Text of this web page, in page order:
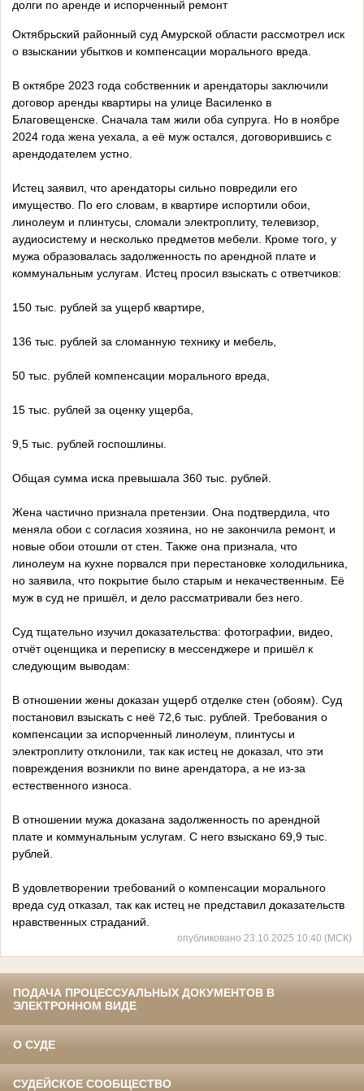
долги по аренде и испорченный ремонт
Октябрьский районный суд Амурской области рассмотрел иск
о взыскании убытков и компенсации морального вреда.
В октябре 2023 года собственник и арендаторы заключили
договор аренды квартиры на улице Василенко в
Благовещенске. Сначала там жили оба супруга. Но в ноябре
2024 года жена уехала, а её муж остался, договорившись с
арендодателем устно.
Истец заявил, что арендаторы сильно повредили его
имущество. По его словам, в квартире испортили обои,
линолеум и плинтусы, сломали электроплиту, телевизор,
аудиосистему и несколько предметов мебели. Кроме того, у
мужа образовалась задолженность по арендной плате и
коммунальным услугам. Истец просил взыскать с ответчиков:
150 тыс. рублей за ущерб квартире,
136 тыс. рублей за сломанную технику и мебель,
50 тыс. рублей компенсации морального вреда,
15 тыс. рублей за оценку ущерба,
9,5 тыс. рублей госпошлины.
Общая сумма иска превышала 360 тыс. рублей.
Жена частично признала претензии. Она подтвердила, что
меняла обои с согласия хозяина, но не закончила ремонт, и
новые обои отошли от стен. Также она признала, что
линолеум на кухне порвался при перестановке холодильника,
но заявила, что покрытие было старым и некачественным. Её
муж в суд не пришёл, и дело рассматривали без него.
Суд тщательно изучил доказательства: фотографии, видео,
отчёт оценщика и переписку в мессенджере и пришёл к
следующим выводам:
В отношении жены доказан ущерб отделке стен (обоям). Суд
постановил взыскать с неё 72,6 тыс. рублей. Требования о
компенсации за испорченный линолеум, плинтусы и
электроплиту отклонили, так как истец не доказал, что эти
повреждения возникли по вине арендатора, а не из-за
естественного износа.
В отношении мужа доказана задолженность по арендной
плате и коммунальным услугам. С него взыскано 69,9 тыс.
рублей.
В удовлетворении требований о компенсации морального
вреда суд отказал, так как истец не представил доказательств
нравственных страданий.
опубликовано 23.10.2025 10:40 (МСК)
ПОДАЧА ПРОЦЕССУАЛЬНЫХ ДОКУМЕНТОВ В
ЭЛЕКТРОННОМ ВИДЕ
О СУДЕ
СУДЕЙСКОЕ СООБЩЕСТВО